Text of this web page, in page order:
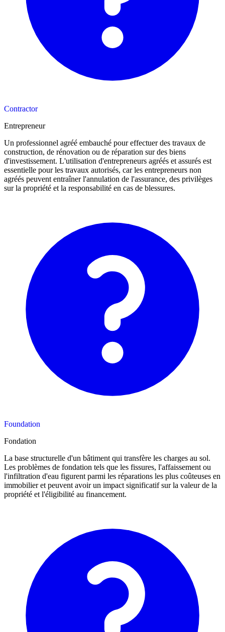
Contractor
Entrepreneur
Un professionnel agréé embauché pour effectuer des travaux de
construction, de rénovation ou de réparation sur des biens
d'investissement. L'utilisation d'entrepreneurs agréés et assurés est
essentielle pour les travaux autorisés, car les entrepreneurs non
agréés peuvent entraîner l'annulation de l'assurance, des privilèges
sur la propriété et la responsabilité en cas de blessures.
Foundation
Fondation
La base structurelle d'un bâtiment qui transfère les charges au sol.
Les problèmes de fondation tels que les fissures, l'affaissement ou
l'infiltration d'eau figurent parmi les réparations les plus coûteuses en
immobilier et peuvent avoir un impact significatif sur la valeur de la
propriété et l'éligibilité au financement.